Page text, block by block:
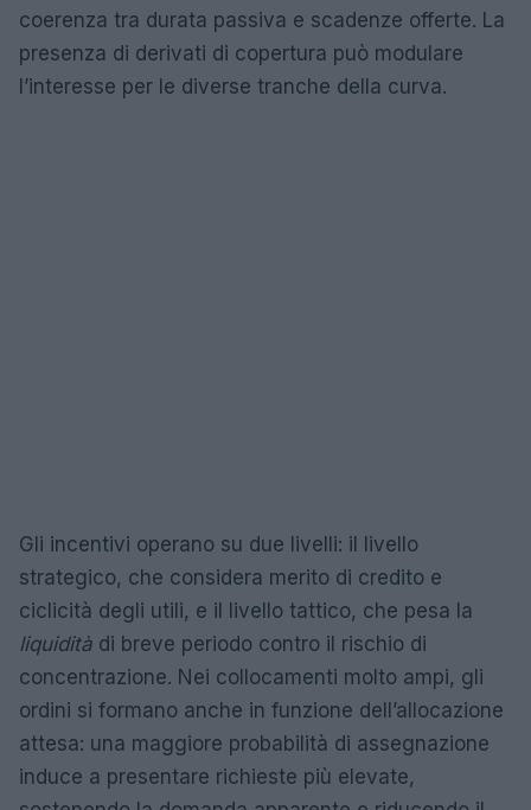
coerenza tra durata passiva e scadenze offerte. La
presenza di derivati di copertura può modulare
l’interesse per le diverse tranche della curva.
Gli incentivi operano su due livelli: il livello
strategico, che considera merito di credito e
ciclicità degli utili, e il livello tattico, che pesa la
liquidità di breve periodo contro il rischio di
concentrazione. Nei collocamenti molto ampi, gli
ordini si formano anche in funzione dell’allocazione
attesa: una maggiore probabilità di assegnazione
induce a presentare richieste più elevate,